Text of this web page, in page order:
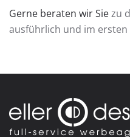
Gerne beraten wir Siezu
ausführlich und im